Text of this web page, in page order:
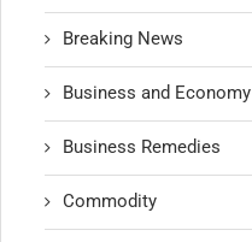
Breaking News
Business and Economy
Business Remedies
Commodity